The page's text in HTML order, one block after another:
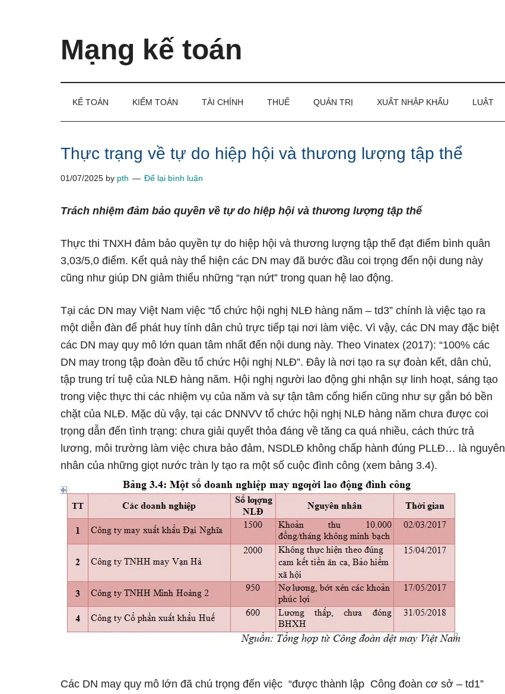
Mạng kế toán
làm
toán
KẾ TOÁN KIỂM TOÁN TÀI CHÍNH THUẾ QUẢN TRỊ XUẤT NHẬP KHẨU LUẬT
Thực trạng về tự do hiệp hội và thương lượng tập thể
01/07/2025 by pth Để lại bình luận
Trách nhiệm đảm bảo quyền về tự do hiệp hội và thương lượng tập thể
Thực thi TNXH đảm bảo quyền tự do hiệp hội và thương lượng tập thể đạt điểm bình quân
3,03/5,0 điểm. Kết quả này thể hiện các DN may đã bước đầu coi trọng đến nội dung này
cũng như giúp DN giảm thiểu những “rạn nứt” trong quan hệ lao động.
Tại các DN may Việt Nam việc “tổ chức hội nghị NLĐ hàng năm – td3” chính là việc tạo ra
một diễn đàn để phát huy tính dân chủ trực tiếp tại nơi làm việc. Vì vậy, các DN may đặc biệt
các DN may quy mô lớn quan tâm nhất đến nội dung này. Theo Vinatex (2017): “100% các
DN may trong tập đoàn đều tổ chức Hội nghị NLĐ”. Đây là nơi tạo ra sự đoàn kết, dân chủ,
tập trung trí tuệ của NLĐ hàng năm. Hội nghị người lao động ghi nhận sự linh hoạt, sáng tạo
trong việc thực thi các nhiệm vụ của năm và sự tận tâm cống hiến cũng như sự gắn bó bền
chặt của NLĐ. Mặc dù vậy, tại các DNNVV tổ chức hội nghị NLĐ hàng năm chưa được coi
trọng dẫn đến tình trạng: chưa giải quyết thỏa đáng về tăng ca quá nhiều, cách thức trả
lương, môi trường làm việc chưa bảo đảm, NSDLĐ không chấp hành đúng PLLĐ… là nguyên
nhân của những giọt nước tràn ly tạo ra một số cuộc đình công (xem bảng 3.4).
Các DN may quy mô lớn đã chú trọng đến việc “được thành lập Công đoàn cơ sở – td1”